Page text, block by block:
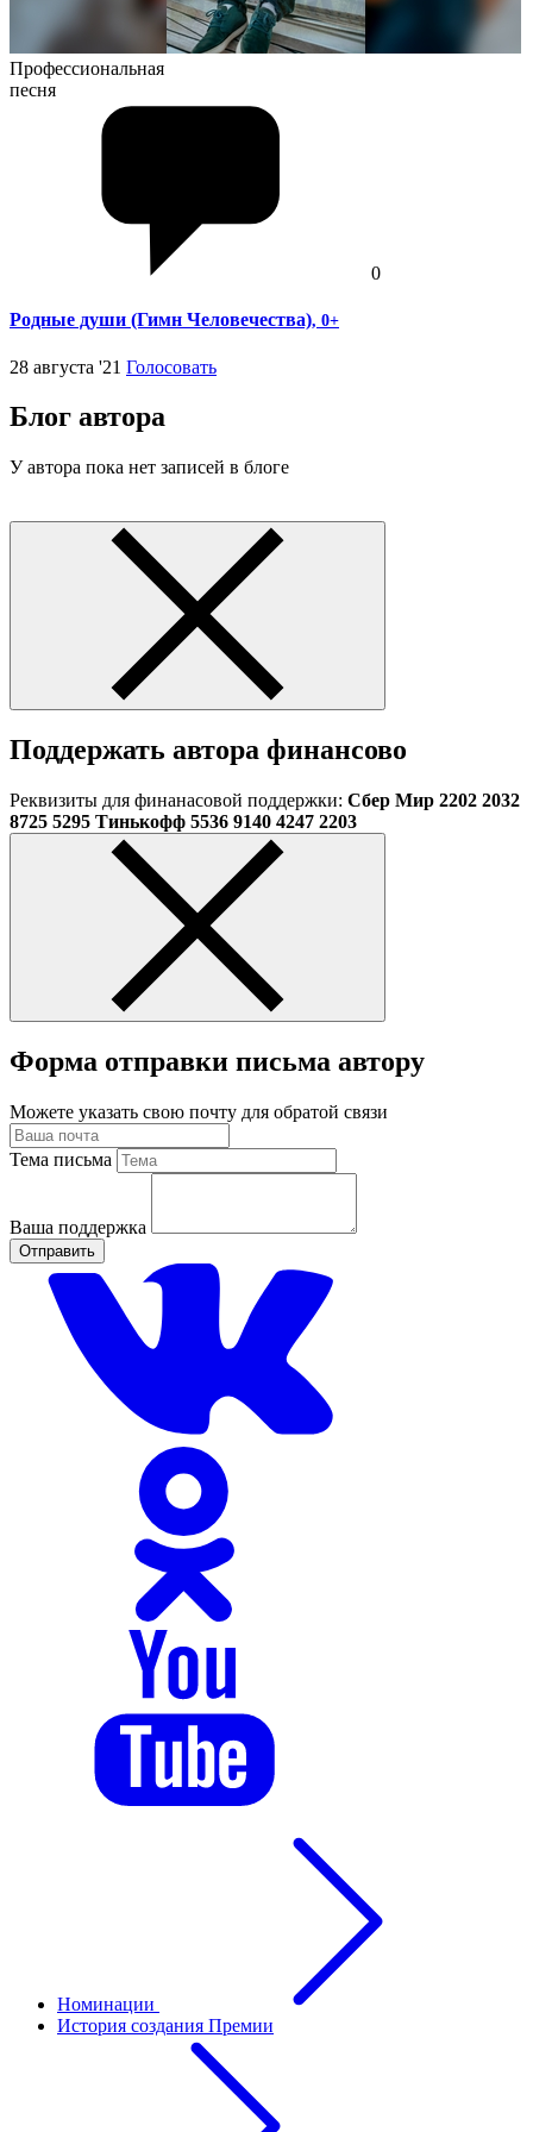
Профессиональная
песня
0
Родные души (Гимн Человечества), 0+
28 августа '21 Голосовать
Блог автора
У автора пока нет записей в блоге
Поддержать автора финансово
Реквизиты для финанасовой поддержки: Сбер Мир 2202 2032
8725 5295 Тинькофф 5536 9140 4247 2203
Форма отправки письма автору
Можете указать свою почту для обратой связи
Тема письма
Ваша поддержка
Отправить
Номинации
История создания Премии